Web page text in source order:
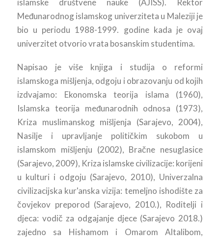
islamske društvene nauke (AJISS). Rektor
Međunarodnog islamskog univerziteta u Maleziji je
bio u periodu 1988-1999. godine kada je ovaj
univerzitet otvorio vrata bosanskim studentima.
Napisao je više knjiga i studija o reformi
islamskoga mišljenja, odgoju i obrazovanju od kojih
izdvajamo: Ekonomska teorija islama (1960),
Islamska teorija međunarodnih odnosa (1973),
Kriza muslimanskog mišljenja (Sarajevo, 2004),
Nasilje i upravljanje političkim sukobom u
islamskom mišljenju (2002), Bračne nesuglasice
(Sarajevo, 2009), Kriza islamske civilizacije: korijeni
u kulturi i odgoju (Sarajevo, 2010), Univerzalna
civilizacijska kur'anska vizija: temeljno ishodište za
čovjekov preporod (Sarajevo, 2010.), Roditelji i
djeca: vodič za odgajanje djece (Sarajevo 2018.)
zajedno sa Hishamom i Omarom Altalibom,